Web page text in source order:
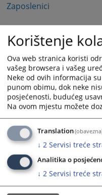
Zaposlenici
Izvještaji
Dnevna dežurstva i
Borba protiv korupcije
Pravilnici
Kontakt
Korištenje
Ova web stranica koristi
vašeg browsera i vašeg
Neke od ovih informacija
punom obimu, dok neke
posjećenosti, budućeg
Na ovom mjestu možete
Translation
↓ 2 Servisi treće
Analitika o
↓ 2 Servisi treće